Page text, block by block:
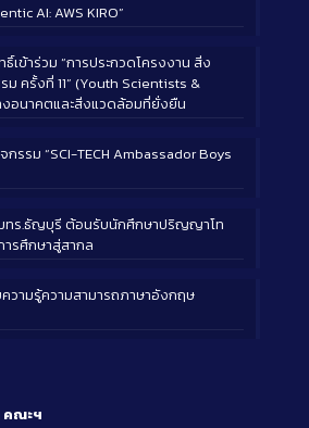
AI: AWS KIRO”
เข้าร่วม “การประกวดโครงงาน สิ่ง
ม ครั้งที่ 11” (Youth Scientists &
อนาคตและสิ่งแวดล้อมที่ยั่งยืน
รรม “SCI-TECH Ambassador Boys
ทร.ธัญบุรี ต้อนรับนักศึกษาปริญญาโท
รศึกษาสู่สากล
วามรู้ความสามารถภาษาอังกฤษ
คณะฯ